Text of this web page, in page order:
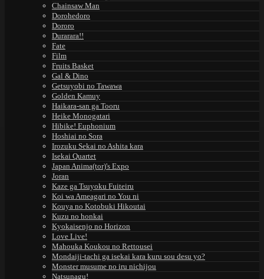
Chainsaw Man
Dorohedoro
Dororo
Durarara!!
Fate
Film
Fruits Basket
Gal & Dino
Getsuyobi no Tawawa
Golden Kamuy
Haikara-san ga Tooru
Heike Monogatari
Hibike! Euphonium
Hoshiai no Sora
Irozuku Sekai no Ashita kara
Isekai Quartet
Japan Anima(tor)'s Expo
Joran
Kaze ga Tsuyoku Fuiteiru
Koi wa Ameagari no You ni
Kouya no Kotobuki Hikoutai
Kuzu no honkai
Kyokaisenjo no Horizon
Love Live!
Mahouka Koukou no Rettousei
Mondaiji-tachi ga isekai kara kuru sou desu yo?
Monster musume no iru nichijou
Natsunagu!